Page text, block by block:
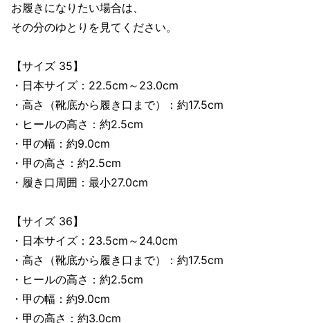
お履きになりたい場合は、
その分のゆとりを見てください。
【サイズ 35】
・日本サイズ：22.5cm～23.0cm
・高さ（靴底から履き口まで）：約17.5cm
・ヒールの高さ：約2.5cm
・甲の幅：約9.0cm
・甲の高さ：約2.5cm
・履き口周囲：最小27.0cm
【サイズ 36】
・日本サイズ：23.5cm～24.0cm
・高さ（靴底から履き口まで）：約17.5cm
・ヒールの高さ：約2.5cm
・甲の幅：約9.0cm
・甲の高さ：約3.0cm